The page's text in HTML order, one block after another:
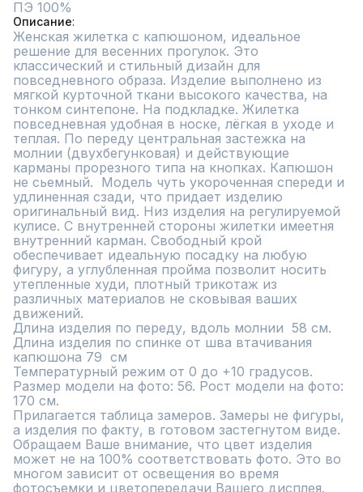
Описание
Женская жилетка с капюшоном, идеальное
решение для весенних прогулок. Это
классический и стильный дизайн для
повседневного образа. Изделие выполнено из
мягкой курточной ткани высокого качества, на
тонком синтепоне. На подкладке. Жилетка
повседневная удобная в носке, лёгкая в уходе и
теплая. По переду центральная застежка на
молнии (двухбегунковая) и действующие
карманы прорезного типа на кнопках. Капюшон
не сьемный.  Модель чуть укороченная спереди и
удлиненная сзади, что придает изделию
оригинальный вид. Низ изделия на регулируемой
кулисе. С внутренней стороны жилетки имеетня
внутренний карман. Свободный крой
обеспечивает идеальную посадку на любую
фигуру, а углубленная пройма позволит носить
утепленные худи, плотный трикотаж из
различных материалов не сковывая ваших
движений.
Длина изделия по переду, вдоль молнии  58 см.
Длина изделия по спинке от шва втачивания
капюшона 79  см
Температурный режим от 0 до +10 градусов.
Размер модели на фото: 56. Рост модели на фото:
170 см.
Прилагается таблица замеров. Замеры не фигуры,
а изделия по факту, в готовом застегнутом виде.
Обращаем Ваше внимание, что цвет изделия
может не на 100% соответствовать фото. Это во
многом зависит от освещения во время
фотосъемки и цветопередачи Вашего дисплея.